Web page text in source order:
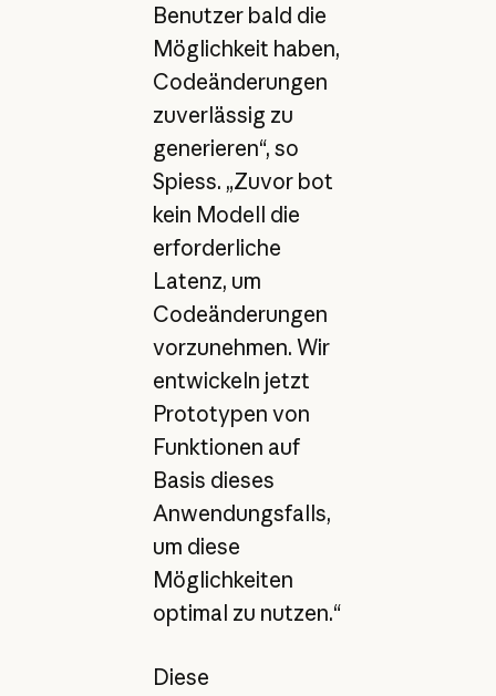
Benutzer bald die
Möglichkeit haben,
Codeänderungen
zuverlässig zu
generieren“, so
Spiess. „Zuvor bot
kein Modell die
erforderliche
Latenz, um
Codeänderungen
vorzunehmen. Wir
entwickeln jetzt
Prototypen von
Funktionen auf
Basis dieses
Anwendungsfalls,
um diese
Möglichkeiten
optimal zu nutzen.“
Diese